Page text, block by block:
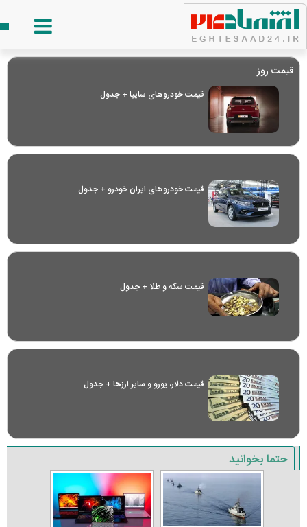
قیمت روز
قیمت خودرو‌های سایپا + جدول
قیمت خودرو‌های ایران خودرو + جدول
قیمت سکه و طلا + جدول
قیمت دلار، یورو و سایر ارز‌ها + جدول
حتما بخوانید